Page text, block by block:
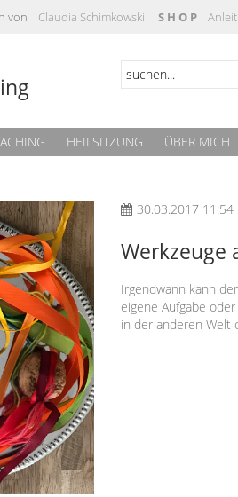
von Claudia Schimkowski S H O P
HEILSITZUNG ÜBER MICH
30.03.2017 11:54
Werkzeuge
Irgendwann kann
eigene Aufgabe
in der anderen Welt